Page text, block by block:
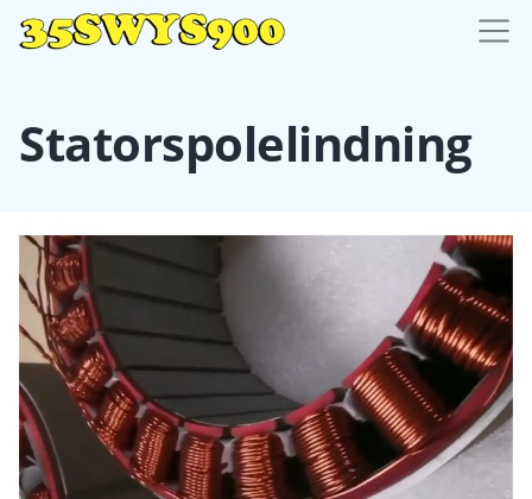
Statorspolelindning